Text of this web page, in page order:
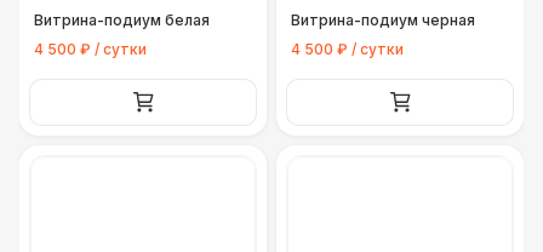
Витрина-подиум белая
4 500 ₽ / сутки
Витрина-подиум черная
4 500 ₽ / сутки